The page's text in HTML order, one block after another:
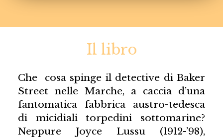
Il libro
Che cosa spinge il detective di Baker
Street nelle Marche, a caccia d’una
fantomatica fabbrica austro-tedesca
di micidiali torpedini sottomarine?
Neppure Joyce Lussu (1912-’98),